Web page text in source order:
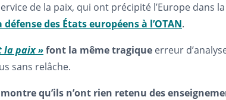
de la paix, qui ont précipité l’Europe dans
des États européens à l’OTAN.
la paix »font la mêmetragique erreur
sans relâche.
qu’ils n’ont rien retenu des